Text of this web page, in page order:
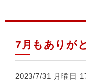
7月もありが
2023/7/31 月曜日